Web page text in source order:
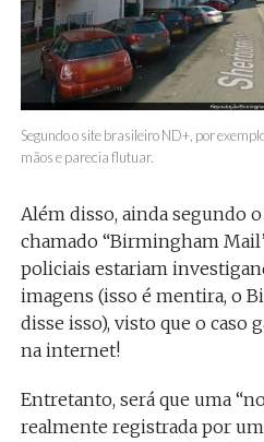
Segundo o site brasileiro ND+, por
mãos e parecia flutuar.
Além disso, ainda segundo
chamado “Birmingham
policiais estariam
imagens (isso é mentira, o
disse isso), visto que o caso
na internet!
Entretanto, será que uma
realmente registrada por